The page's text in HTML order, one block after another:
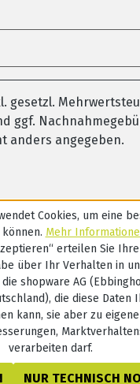
gesetzl.
ggf.
anders angegeben.
Cookies, um eine
Mehr
erteilen Sie
über Ihr Verhalten in
shopware AG
die diese Daten
kann, sie aber zu
verarbeiten darf.
NUR TECHNISCH